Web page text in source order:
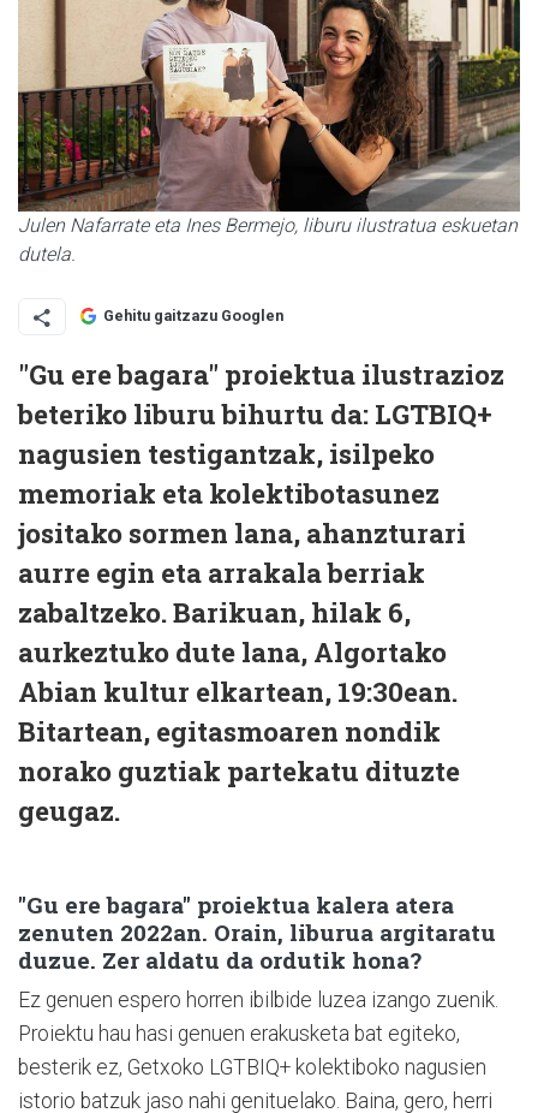
Julen Nafarrate eta Ines Bermejo, liburu ilustratua eskuetan
dutela.
Gehitu gaitzazu Googlen
"Gu ere bagara" proiektua ilustrazioz
beteriko liburu bihurtu da: LGTBIQ+
nagusien testigantzak, isilpeko
memoriak eta kolektibotasunez
jositako sormen lana, ahanzturari
aurre egin eta arrakala berriak
zabaltzeko. Barikuan, hilak 6,
aurkeztuko dute lana, Algortako
Abian kultur elkartean, 19:30ean.
Bitartean, egitasmoaren nondik
norako guztiak partekatu dituzte
geugaz.
"Gu ere bagara" proiektua kalera atera
zenuten 2022an. Orain, liburua argitaratu
duzue. Zer aldatu da ordutik hona?
Ez genuen espero horren ibilbide luzea izango zuenik.
Proiektu hau hasi genuen erakusketa bat egiteko,
besterik ez, Getxoko LGTBIQ+ kolektiboko nagusien
istorio batzuk jaso nahi genituelako. Baina, gero, herri